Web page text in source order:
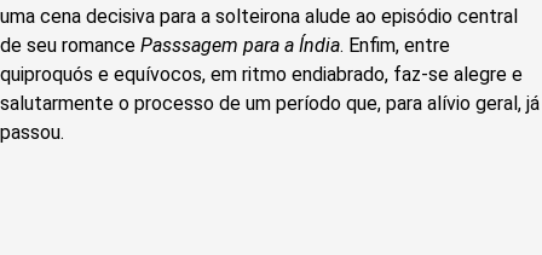
uma cena decisiva para a solteirona alude ao episódio central
de seu romance Passsagem para a Índia. Enfim, entre
quiproquós e equívocos, em ritmo endiabrado, faz-se alegre e
salutarmente o processo de um período que, para alívio geral, já
passou.